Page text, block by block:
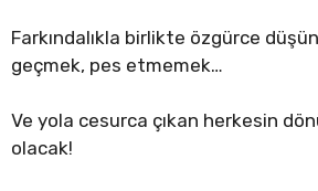
Farkındalıkla birlikte özgürce
geçmek, pes etmemek…
Ve yola cesurca çıkan herkesin
olacak!